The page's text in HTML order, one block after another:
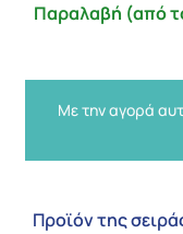
Παραλαβή (από
Με την αγορά
Προϊόν της